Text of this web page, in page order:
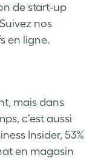
de start-up
nos
en ligne.
mais dans
c’est aussi
Insider, 53%
en magasin